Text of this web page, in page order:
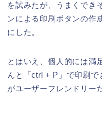
を試みたが、うまくでき
ンによる印刷ボタンの作
にした。
とはいえ、個人的には満
んと「ctrl + P」で印刷で
がユーザーフレンドリー